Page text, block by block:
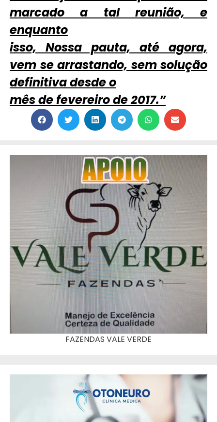
marcado a tal reunião, e
enquanto
isso, Nossa pauta, até agora,
vem se arrastando, sem solução
definitiva desde o
mês de fevereiro de 2017.”
FAZENDAS VALE VERDE